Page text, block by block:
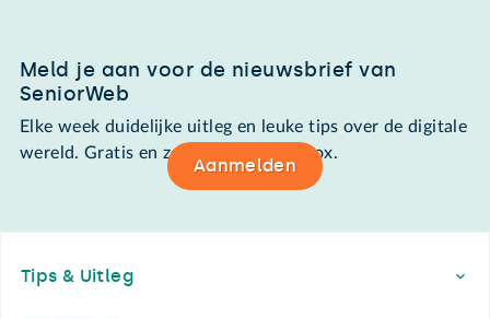
Meld je aan voor de nieuwsbrief van
SeniorWeb
Elke week duidelijke uitleg en leuke tips over de digitale
wereld. Gratis en zomaar in de mailbox.
Aanmelden
Tips & Uitleg